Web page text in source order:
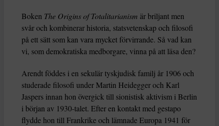
Boken The Origins of Totalitarianism är briljant men
svår och kombinerar historia, statsvetenskap och filosofi
på ett sätt som kan vara mycket förvirrande. Så vad kan
vi, som demokratiska medborgare, vinna på att läsa den?
Arendt föddes i en sekulär tyskjudisk familj år 1906 och
studerade filosofi under Martin Heidegger och Karl
Jaspers innan hon övergick till sionistisk aktivism i Berlin
i början av 1930-talet. Efter en kontakt med gestapo
flydde hon till Frankrike och lämnade Europa 1941 för